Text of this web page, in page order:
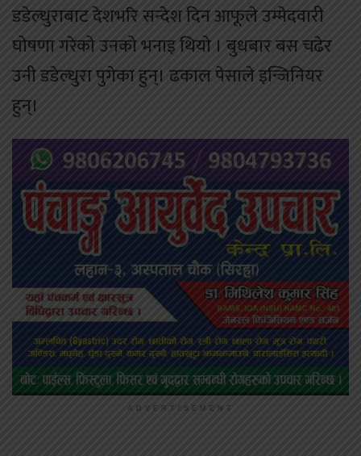
डडेल्धुराबाट देशभरि सन्देश दिन आफूले उम्मेदवारी
घोषणा गरेको उनको भनाइ थियो । बुधबार बस चढेर
उनी डडेल्धुरा पुगेका हुन्। ढकाल पेसाले इन्जिनियर
हुन्।
ADVERTISEMENT